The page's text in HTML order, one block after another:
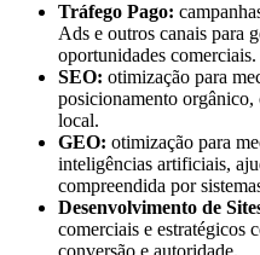
Tráfego Pago:
Ads e outros canais para
oportunidades comerciais.
SEO: otimização para
posicionamento orgânico,
local.
GEO: otimização para
inteligências artificiais,
compreendida por
Desenvolvimento de
comerciais e estratégicos